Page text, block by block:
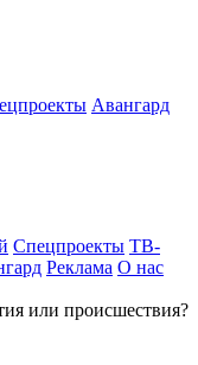
Авангард
Спецпроекты ТВ-
Реклама О нас
или происшествия?